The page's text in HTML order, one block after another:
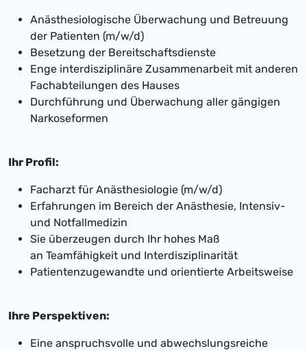
Anästhesiologische Überwachung und Betreuung
der Patienten (m/w/d)
Besetzung der Bereitschaftsdienste
Enge interdisziplinäre Zusammenarbeit mit anderen
Fachabteilungen des Hauses
Durchführung und Überwachung aller gängigen
Narkoseformen
Ihr Profil:
Facharzt für Anästhesiologie (m/w/d)
Erfahrungen im Bereich der Anästhesie, Intensiv-
und Notfallmedizin
Sie überzeugen durch Ihr hohes Maß
an Teamfähigkeit und Interdisziplinarität
Patientenzugewandte und orientierte Arbeitsweise
Ihre Perspektiven:
Eine anspruchsvolle und abwechslungsreiche